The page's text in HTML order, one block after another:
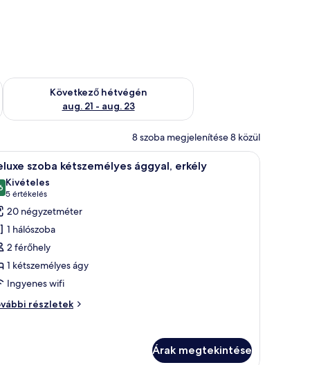
aug. 14 - aug. 16
Következő hétvégén
aug. 21 - aug. 23
A következő hétvégi rendelkezésre állás ellenőrzése: aug. 21
8 szoba megjelenítése 8 közül
ágy, két szék, egy kis asztal és egy függönnyel ellátott ablak található.
Egy gondosan megterített ágy, virágmintás
10 szoba kétszemélyes ággyal, erkély
ből 9,6
Kivételes
5 értékelés
(5
értékelés)
20 négyzetméter
1 hálószoba
2 férőhely
1 kétszemélyes ágy
Ingyenes wifi
részletek
Árak megtekintése